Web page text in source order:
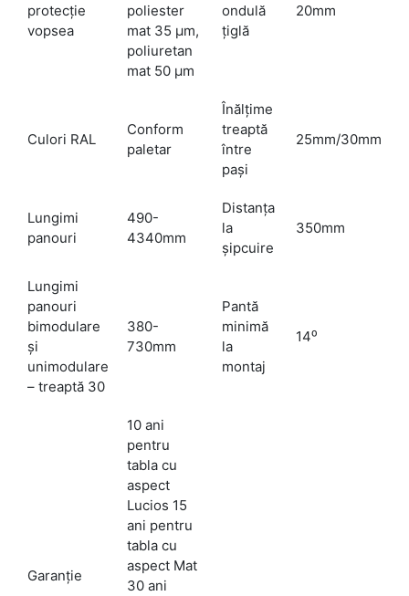
protecţie
vopsea
poliester
mat 35 µm,
poliuretan
mat 50 µm
ondulă
ţiglă
20mm
Culori RAL
Conform
paletar
Înălţime
treaptă
între
paşi
25mm/30mm
Lungimi
panouri
490-
4340mm
Distanţa
la
şipcuire
350mm
Lungimi
panouri
bimodulare
şi
unimodulare
– treaptă 30
380-
730mm
Pantă
minimă
la
montaj
14⁰
Garanţie
10 ani
pentru
tabla cu
aspect
Lucios 15
ani pentru
tabla cu
aspect Mat
30 ani